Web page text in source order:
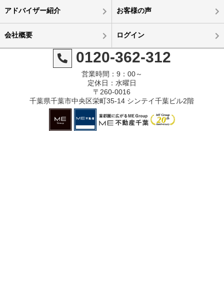
アドバイザー紹介 お客様の声
会社概要 ログイン
0120-362-312
営業時間：9：00～
定休日：水曜日
〒260-0016
千葉県千葉市中央区栄町35-14 シンテイ千葉ビル2階